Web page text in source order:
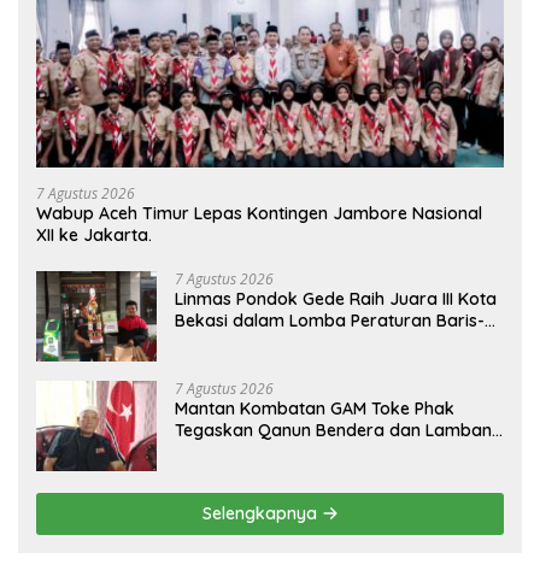
7 Agustus 2026
Wabup Aceh Timur Lepas Kontingen Jambore Nasional
XII ke Jakarta.
7 Agustus 2026
Linmas Pondok Gede Raih Juara III Kota
Bekasi dalam Lomba Peraturan Baris-
7 Agustus 2026
Mantan Kombatan GAM Toke Phak
Tegaskan Qanun Bendera dan Lambang
Selengkapnya